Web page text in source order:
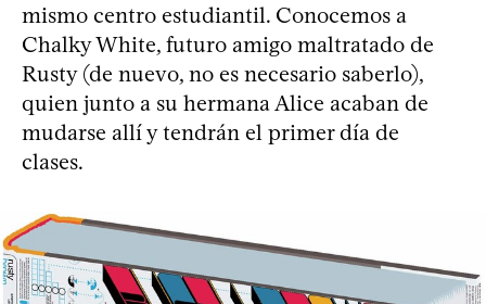
mismo centro estudiantil. Conocemos a
Chalky White, futuro amigo maltratado de
Rusty (de nuevo, no es necesario saberlo),
quien junto a su hermana Alice acaban de
mudarse allí y tendrán el primer día de
clases.